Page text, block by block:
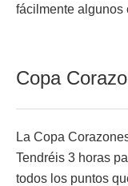
fácilmente algunos
Copa
La Copa
Tendréis 3 horas
todos los puntos